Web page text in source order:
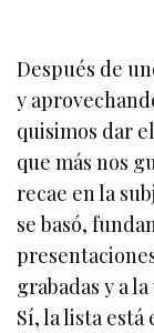
Después de
y
quisimos dar
que más nos
recae en la
se basó,
grabadas y a
Sí, la lista está